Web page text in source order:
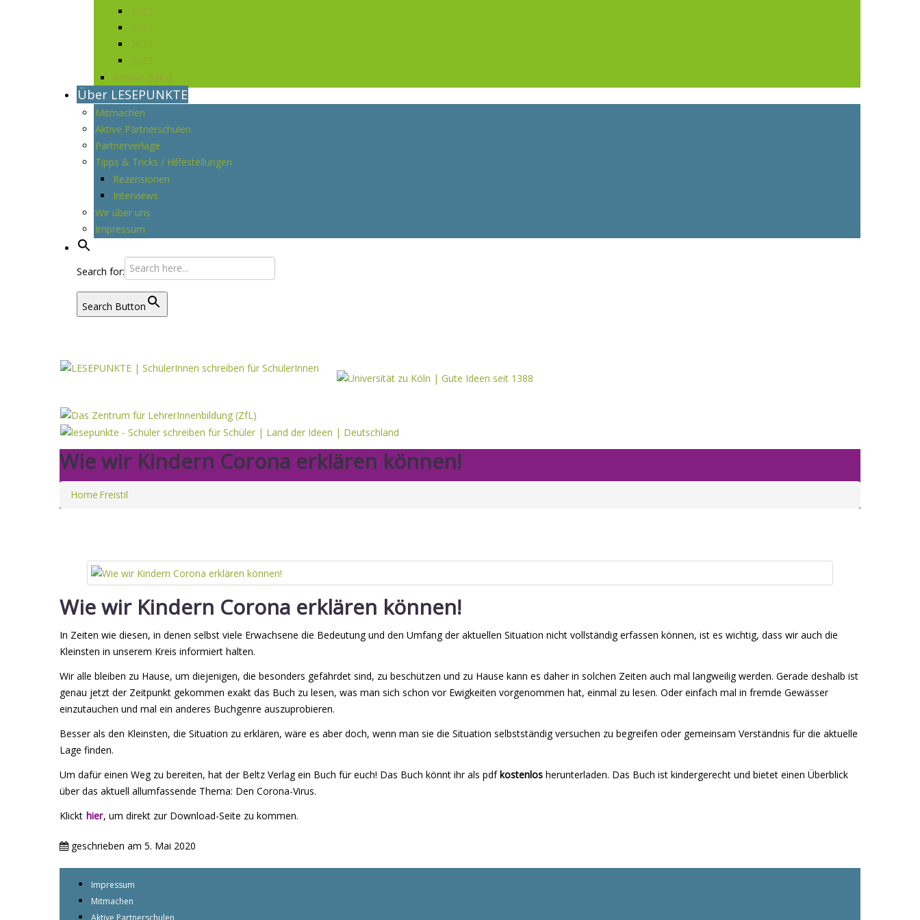
Über LESEPUNKTE
Mitmachen
Aktive Partnerschulen
Partnerverlage
Tipps & Tricks / Hilfestellungen
Rezensionen
Interviews
Wir über uns
Impressum
Search for:
Search Button
Wie wir Kindern Corona erklären können!
Home Freistil
Wie wir Kindern Corona erklären können!
In Zeiten wie diesen, in denen selbst viele Erwachsene die Bedeutung und den Umfang der aktuellen Situation nicht vollständig erfassen können, ist es wichtig, dass wir auch die
Kleinsten in unserem Kreis informiert halten.
Wir alle bleiben zu Hause, um diejenigen, die besonders gefährdet sind, zu beschützen und zu Hause kann es daher in solchen Zeiten auch mal langweilig werden. Gerade deshalb ist
genau jetzt der Zeitpunkt gekommen exakt das Buch zu lesen, was man sich schon vor Ewigkeiten vorgenommen hat, einmal zu lesen. Oder einfach mal in fremde Gewässer
einzutauchen und mal ein anderes Buchgenre auszuprobieren.
Besser als den Kleinsten, die Situation zu erklären, wäre es aber doch, wenn man sie die Situation selbstständig versuchen zu begreifen oder gemeinsam Verständnis für die aktuelle
Lage finden.
Um dafür einen Weg zu bereiten, hat der Beltz Verlag ein Buch für euch! Das Buch könnt ihr als pdfkostenlos herunterladen. Das Buch ist kindergerecht und bietet einen Überblick
über das aktuell allumfassende Thema: Den Corona-Virus.
Klickt hier, um direkt zur Download-Seite zu kommen.
geschrieben am 5. Mai 2020
Impressum
Mitmachen
Aktive Partnerschulen